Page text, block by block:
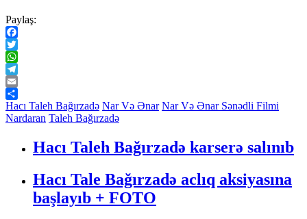
Paylaş:
Facebook
Twitter
WhatsApp
Telegram
Email
Share
Hacı Taleh Bağırzadə Nar Və Ənar Nar Və Ənar Sənədli Filmi
Nardaran Taleh Bağırzadə
Hacı Taleh Bağırzadə karserə salınıb
Hacı Tale Bağırzadə aclıq aksiyasına
başlayıb + FOTO